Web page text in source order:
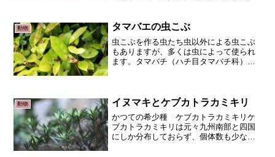
エの仲間です。翅が2枚しかないのが特徴
です。残りの2枚は退...
動物 タマバエの虫こぶ
虫こぶを作る虫たち虫以外による虫こぶ
もありますが、多くは虫によって使られ
ます。タマバチ（ハチ目タマバチ科）、
んで卵を産み付け、孵化し...
動物 イヌマキとケブカトラカミキリ
かつての希少種 ケブカトラカミキリケ
ブカトラカミキリは元々九州南部と四国
にしか分布しておらず、個体数も少な